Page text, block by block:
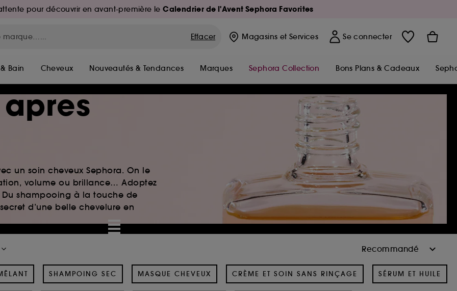
pour découvrir en avant-première leCalendrier de l'Avent Sephora Favorites
Effacer Magasins et Services Se connecter
Bain Cheveux Nouveautés & Tendances Marques Sephora Collection Bons Plans & Cadeaux
un soin cheveux Sephora. On le
volume ou brillance… Adoptez
shampooing à la touche de
d’une belle chevelure en
SHAMPOING SEC MASQUE CHEVEUX CRÈME ET SOIN SANS RINÇAGE SÉRUM ET HUILE